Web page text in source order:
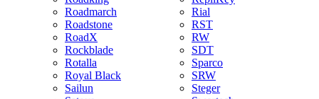
Roadmarch
Roadstone
RoadX
Rockblade
Rotalla
Royal Black
Sailun
Rial
RST
RW
SDT
Sparco
SRW
Steger